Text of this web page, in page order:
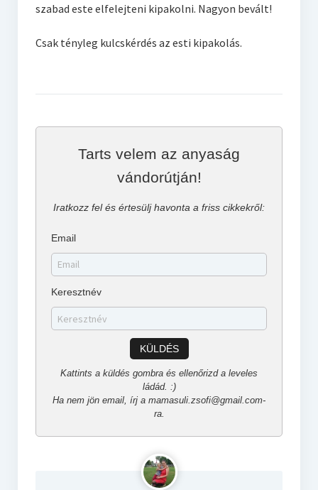
szabad este elfelejteni kipakolni. Nagyon bevált!
Csak tényleg kulcskérdés az esti kipakolás.
Tarts velem az anyaság
vándorútján!
Iratkozz fel és értesülj havonta a friss cikkekről:
Email
Keresztnév
KÜLDÉS
Kattints a küldés gombra és ellenőrizd a leveles
ládád. :)
Ha nem jön email, írj a mamasuli.zsofi@gmail.com-
ra.